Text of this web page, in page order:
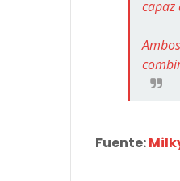
capaz
Fuente: